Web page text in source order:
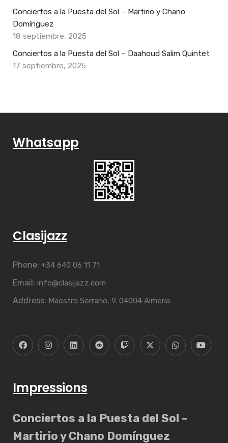
Conciertos a la Puesta del Sol – Martirio y Chano
Domínguez
18 septiembre, 2025
Conciertos a la Puesta del Sol – Daahoud Salim Quintet
17 septiembre, 2025
Whatsapp
Clasijazz
Phone: +34 640 06 11 71
Email: info@clasijazz.com
Address: Maestro Serrano, 9. 04004 Almería
Impressions
Conciertos a la Puesta del Sol –
Martirio y Chano Domínguez